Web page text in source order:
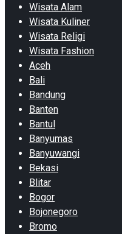
Wisata Alam
Wisata Kuliner
Wisata Religi
Wisata Fashion
Aceh
Bali
Bandung
Banten
Bantul
Banyumas
Banyuwangi
Bekasi
Blitar
Bogor
Bojonegoro
Bromo